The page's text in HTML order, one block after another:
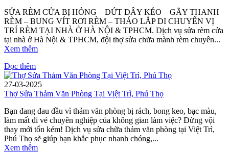
SỬA RÈM CỬA BỊ HỎNG – ĐỨT DÂY KÉO – GÃY THANH
RÈM – BUNG VÍT RƠI RÈM – THÁO LẮP DI CHUYỂN VỊ
TRÍ RÈM TẠI NHÀ Ở HÀ NỘI & TPHCM. Dịch vụ sửa rèm cửa
tại nhà ở Hà Nội & TPHCM, đội thợ sửa chữa mành rèm chuyên...
Xem thêm
Đọc thêm
27-03-2025
Thợ Sửa Thảm Văn Phòng Tại Việt Trì, Phú Thọ
Bạn đang đau đầu vì thảm văn phòng bị rách, bong keo, bạc màu,
làm mất đi vẻ chuyên nghiệp của không gian làm việc? Đừng vội
thay mới tốn kém! Dịch vụ sửa chữa thảm văn phòng tại Việt Trì,
Phú Thọ sẽ giúp bạn khắc phục nhanh chóng,...
Xem thêm